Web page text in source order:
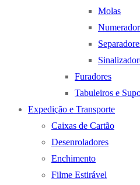
Molas
Furadores
Tabuleiros e
Expedição e Transporte
Caixas de Cartão
Desenroladores
Enchimento
Filme Estirável